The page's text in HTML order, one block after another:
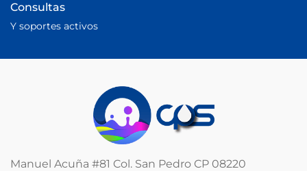
Consultas
Y soportes activos
Manuel Acuña #81 Col. San Pedro CP 08220